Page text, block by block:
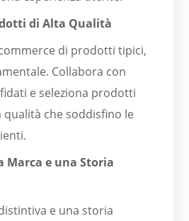
di Alta Qualità
di prodotti tipici,
Collabora con
e seleziona prodotti
che soddisfino le
Marca e una Storia
e una storia